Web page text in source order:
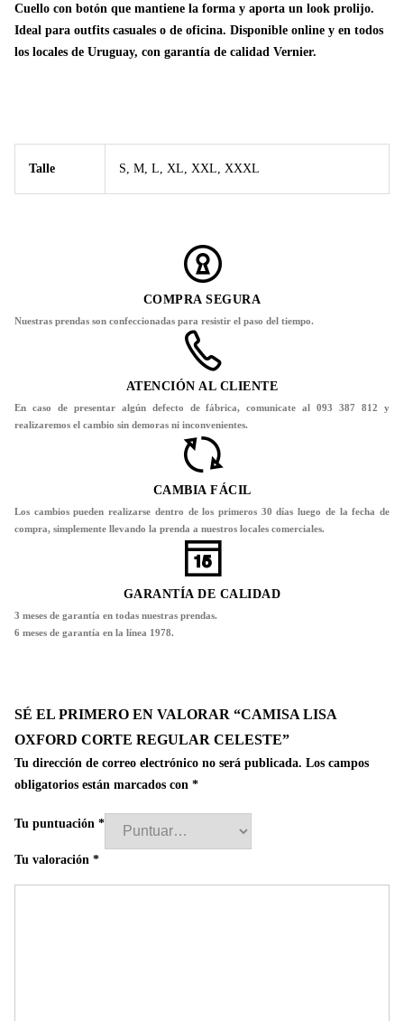
Cuello con botón que mantiene la forma y aporta un look prolijo.
Ideal para outfits casuales o de oficina. Disponible online y en todos
los locales de Uruguay, con garantía de calidad Vernier.
Talle S, M, L, XL, XXL, XXXL
COMPRA SEGURA
Nuestras prendas son confeccionadas para resistir el paso del tiempo.
ATENCIÓN AL CLIENTE
En caso de presentar algún defecto de fábrica, comunicate al 093 387 812 y
realizaremos el cambio sin demoras ni inconvenientes.
CAMBIA FÁCIL
Los cambios pueden realizarse dentro de los primeros 30 días luego de la fecha de
compra, simplemente llevando la prenda a nuestros locales comerciales.
GARANTÍA DE CALIDAD
3 meses de garantía en todas nuestras prendas.
6 meses de garantía en la línea 1978.
SÉ EL PRIMERO EN VALORAR “CAMISA LISA
OXFORD CORTE REGULAR CELESTE”
Tu dirección de correo electrónico no será publicada. Los campos
obligatorios están marcados con *
Tu puntuación *
Tu valoración *